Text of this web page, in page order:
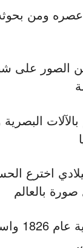
ومن
الصور على
اخترع